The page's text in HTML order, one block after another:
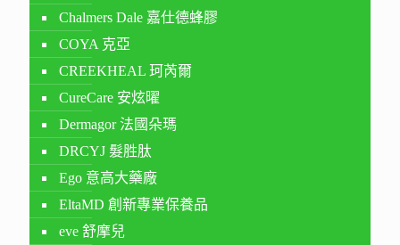
Chalmers Dale 嘉仕德蜂膠
COYA 克亞
CREEKHEAL 珂芮爾
CureCare 安炫曜
Dermagor 法國朵瑪
DRCYJ 髮胜肽
Ego 意高大藥廠
EltaMD 創新專業保養品
eve 舒摩兒